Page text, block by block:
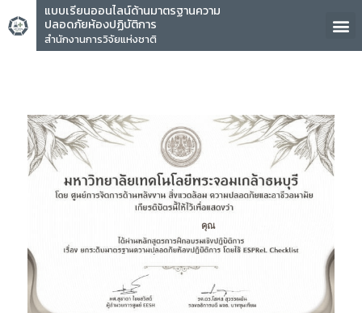
แบบเรียนออนไลน์ด้านมาตรฐานความ
ปลอดภัยห้องปฏิบัติการ
สำนักงานการวิจัยแห่งชาติ
คุณ